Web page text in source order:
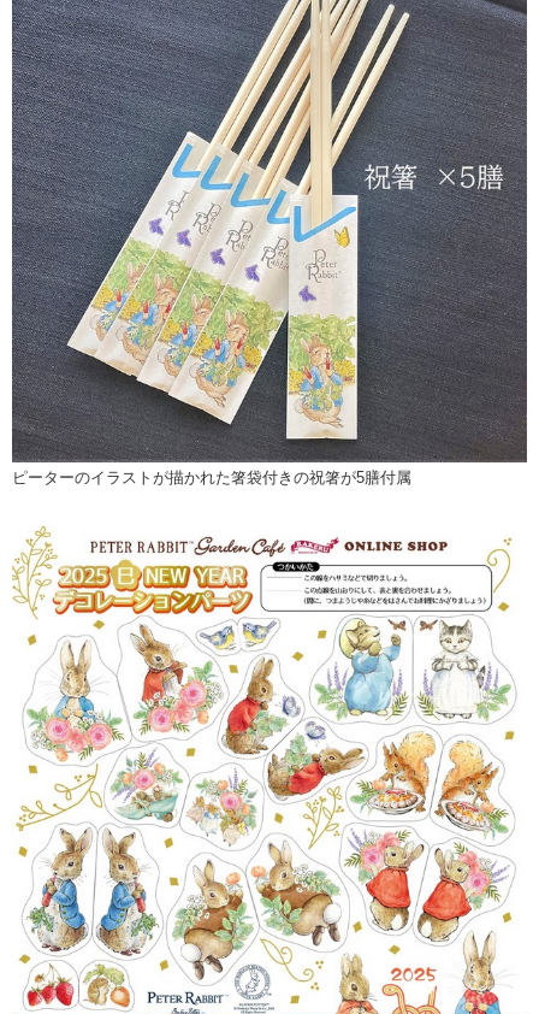
ピーターのイラストが描かれた箸袋付きの祝箸が5膳付属